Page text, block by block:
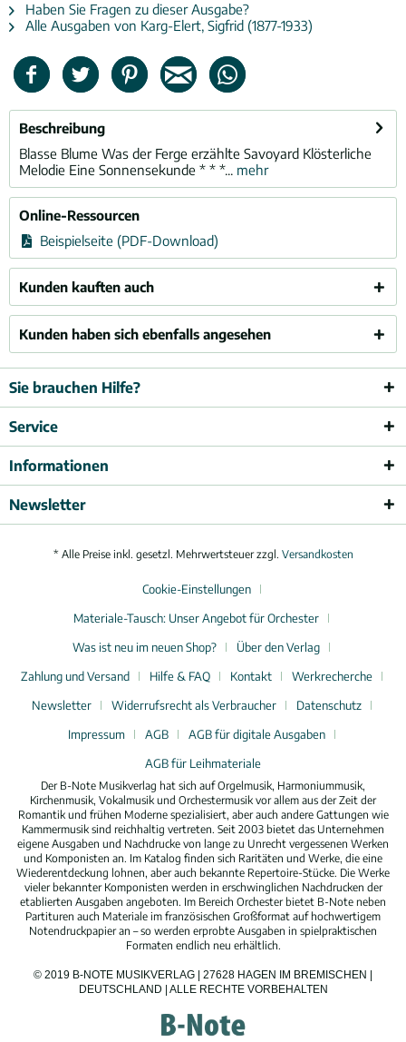
Haben Sie Fragen zu dieser Ausgabe?
Alle Ausgaben von Karg-Elert, Sigfrid (1877-1933)
Beschreibung
Blasse Blume Was der Ferge erzählte Savoyard Klösterliche
Melodie Eine Sonnensekunde * * *... mehr
Online-Ressourcen
Beispielseite (PDF-Download)
Kunden kauften auch
Kunden haben sich ebenfalls angesehen
Sie brauchen Hilfe?
Service
Informationen
Newsletter
* Alle Preise inkl. gesetzl. Mehrwertsteuer zzgl. Versandkosten
Cookie-Einstellungen
Materiale-Tausch: Unser Angebot für Orchester
Was ist neu im neuen Shop?
Über den Verlag
Zahlung und Versand
Hilfe & FAQ Kontakt
Werkrecherche
Newsletter
Widerrufsrecht als Verbraucher
Datenschutz
Impressum
AGB
AGB für digitale Ausgaben
AGB für Leihmateriale
Der B-Note Musikverlag hat sich auf Orgelmusik, Harmoniummusik,
Kirchenmusik, Vokalmusik und Orchestermusik vor allem aus der Zeit der
Romantik und frühen Moderne spezialisiert, aber auch andere Gattungen wie
Kammermusik sind reichhaltig vertreten. Seit 2003 bietet das Unternehmen
eigene Ausgaben und Nachdrucke von lange zu Unrecht vergessenen Werken
und Komponisten an. Im Katalog finden sich Raritäten und Werke, die eine
Wiederentdeckung lohnen, aber auch bekannte Repertoire-Stücke. Die Werke
vieler bekannter Komponisten werden in erschwinglichen Nachdrucken der
etablierten Ausgaben angeboten. Im Bereich Orchester bietet B-Note neben
Partituren auch Materiale im französischen Großformat auf hochwertigem
Notendruckpapier an – so werden erprobte Ausgaben in spielpraktischen
Formaten endlich neu erhältlich.
© 2019 B-NOTE MUSIKVERLAG | 27628 HAGEN IM BREMISCHEN |
DEUTSCHLAND | ALLE RECHTE VORBEHALTEN